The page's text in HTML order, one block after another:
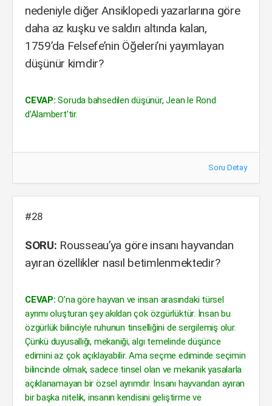
nedeniyle diğer Ansiklopedi yazarlarına göre
daha az kuşku ve saldırı altında kalan,
1759’da Felsefe’nin Öğeleri’ni yayımlayan
düşünür kimdir?
CEVAP: Soruda bahsedilen düşünür, Jean le Rond
d’Alambert’tir.
Soru Detay
#28
SORU: Rousseau’ya göre insanı hayvandan
ayıran özellikler nasıl betimlenmektedir?
CEVAP: O’na göre hayvan ve insan arasındaki türsel
ayrımı oluşturan şey akıldan çok özgürlüktür. İnsan bu
özgürlük bilinciyle ruhunun tinselliğini de sergilemiş olur.
Çünkü duyusallığı, mekaniği, algı temelinde düşünce
edimini az çok açıklayabilir. Ama seçme ediminde seçimin
bilincinde olmak, sadece tinsel olan ve mekanik yasalarla
açıklanamayan bir özsel ayrımdır. İnsanı hayvandan ayıran
bir başka nitelik, insanın kendisini geliştirme ve